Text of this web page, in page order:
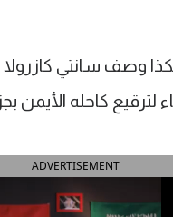
وصف سانتي كازرولا
لترقيع كاحله الأيمن
ADVERTISEMENT